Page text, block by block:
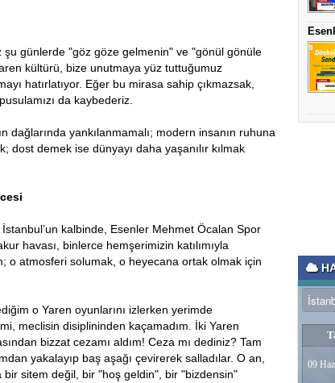
günlerde "göz göze gelmenin" ve "gönül gönüle
kültürü, bize unutmaya yüz tuttuğumuz
hatırlatıyor. Eğer bu mirasa sahip çıkmazsak,
da kaybederiz.
dağlarında yankılanmamalı; modern insanın ruhuna
demek ise dünyayı daha yaşanılır kılmak
kalbinde, Esenler Mehmet Öcalan Spor
havası, binlerce hemşerimizin katılımıyla
o atmosferi solumak, o heyecana ortak olmak için
o Yaren oyunlarını izlerken yerimde
meclisin disiplininden kaçamadım. İki Yaren
bizzat cezamı aldım! Ceza mı dediniz? Tam
yakalayıp baş aşağı çevirerek salladılar. O an,
bir sitem değil, bir "hoş geldin", bir "bizdensin"
09